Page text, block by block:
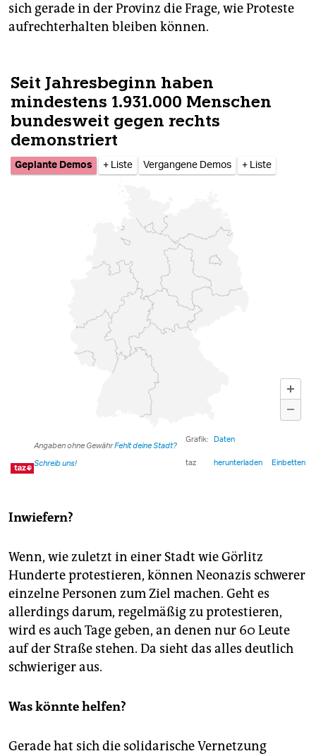
sich gerade in der Provinz die Frage, wie Proteste
aufrechterhalten bleiben können.
Inwiefern?
Wenn, wie zuletzt in einer Stadt wie Görlitz
Hunderte protestieren, können Neonazis schwerer
einzelne Personen zum Ziel machen. Geht es
allerdings darum, regelmäßig zu protestieren,
wird es auch Tage geben, an denen nur 60 Leute
auf der Straße stehen. Da sieht das alles deutlich
schwieriger aus.
Was könnte helfen?
Gerade hat sich die solidarische Vernetzung